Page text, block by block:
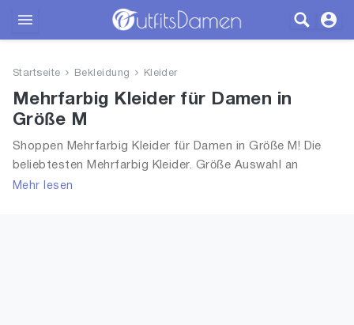
Bekleidung
Schuhe
Startseite Bekleidung Kleider
Mehrfarbig Kleider für Damen in
Größe M
Shoppen Mehrfarbig Kleider für Damen in Größe M! Die
beliebtesten Mehrfarbig Kleider. Größe Auswahl an
Mehrfarbig Kleider in Größe M und alle Trends aus 2026
Mehr lesen